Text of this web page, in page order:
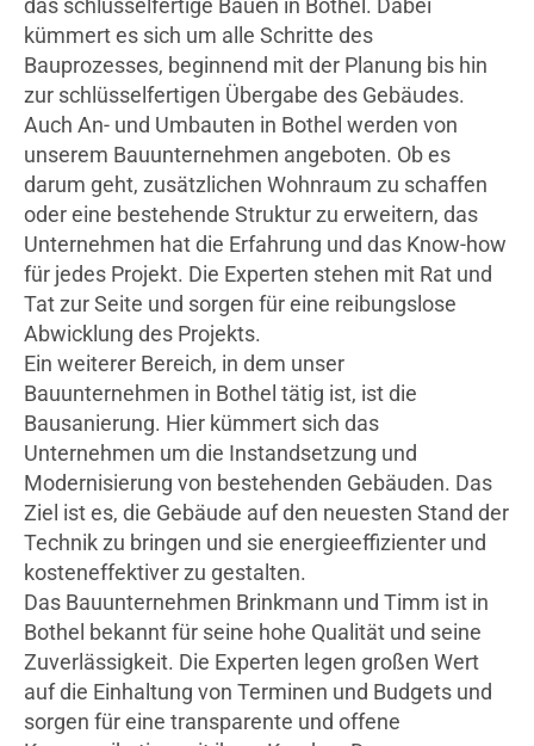
das schlüsselfertige Bauen in Bothel. Dabei
kümmert es sich um alle Schritte des
Bauprozesses, beginnend mit der Planung bis hin
zur schlüsselfertigen Übergabe des Gebäudes.
Auch An- und Umbauten in Bothel werden von
unserem Bauunternehmen angeboten. Ob es
darum geht, zusätzlichen Wohnraum zu schaffen
oder eine bestehende Struktur zu erweitern, das
Unternehmen hat die Erfahrung und das Know-how
für jedes Projekt. Die Experten stehen mit Rat und
Tat zur Seite und sorgen für eine reibungslose
Abwicklung des Projekts.
Ein weiterer Bereich, in dem unser
Bauunternehmen in Bothel tätig ist, ist die
Bausanierung. Hier kümmert sich das
Unternehmen um die Instandsetzung und
Modernisierung von bestehenden Gebäuden. Das
Ziel ist es, die Gebäude auf den neuesten Stand der
Technik zu bringen und sie energieeffizienter und
kosteneffektiver zu gestalten.
Das Bauunternehmen Brinkmann und Timm ist in
Bothel bekannt für seine hohe Qualität und seine
Zuverlässigkeit. Die Experten legen großen Wert
auf die Einhaltung von Terminen und Budgets und
sorgen für eine transparente und offene